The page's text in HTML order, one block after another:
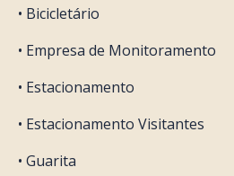
• Bicicletário
• Empresa de Monitoramento
• Estacionamento
• Estacionamento Visitantes
• Guarita